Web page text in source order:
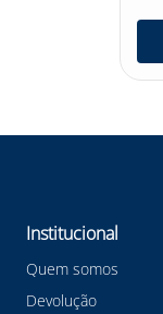
Institucional
Quem somos
Devolução